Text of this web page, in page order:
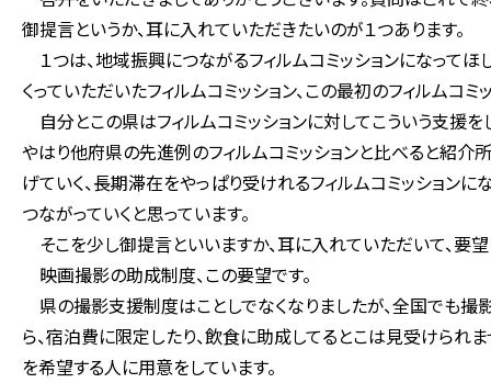
御提言というか、耳に入れていただきたいのが１つあります。
１つは、地域振興につながるフィルムコミッションになって
くっていただいたフィルムコミッション、この最初のフィルムコ
自分とこの県はフィルムコミッションに対してこういう支援を
やはり他府県の先進例のフィルムコミッションと比べると紹介
げていく、長期滞在をやっぱり受けれるフィルムコミッション
つながっていくと思っています。
そこを少し御提言といいますか、耳に入れていただいて、要望
映画撮影の助成制度、この要望です。
県の撮影支援制度はことしでなくなりましたが、全国でも撮
ら、宿泊費に限定したり、飲食に助成してるとこは見受けら
を希望する人に用意をしています。